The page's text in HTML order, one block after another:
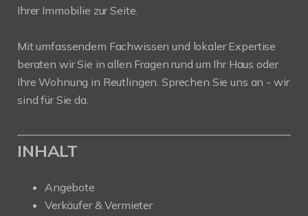
Ihrer Immobilie zur Seite.
Mit umfassendem Fachwissen und lokaler Expertise
beraten wir Sie in allen Fragen rund um Ihr Haus oder
Ihre Wohnung in Reutlingen. Sprechen Sie uns an - wir
sind für Sie da.
INHALT
Angebote
Verkäufer & Vermieter